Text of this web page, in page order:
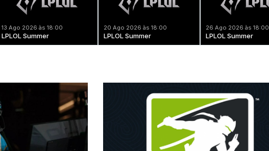
13 Ago 2026 às 18:00
LPLOL Summer
20 Ago 2026 às 18:00
LPLOL Summer
26 Ago 2026 às 18:00
LPLOL Summer